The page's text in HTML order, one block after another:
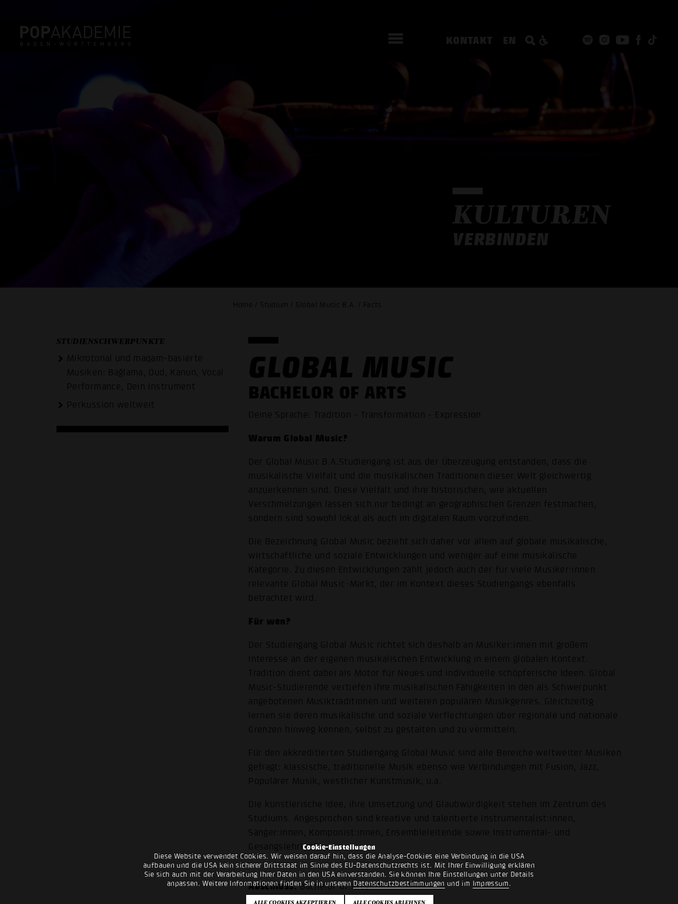
Cookie-Einstellungen
Diese Website verwendet Cookies. Wir weisen darauf hin, dass die Analyse-Cookies eine Verbindung in die USA
aufbauen und die USA kein sicherer Drittstaat im Sinne des EU-Datenschutzrechts ist. Mit Ihrer Einwilligung erklären
Sie sich auch mit der Verarbeitung Ihrer Daten in den USA einverstanden. Sie können Ihre Einstellungen unter Details
anpassen. Weitere Informationen finden Sie in unserenDatenschutzbestimmungen und im Impressum.
KONTAKT EN
KULTUREN
VERBINDEN
Home / Studium / Global Music B.A. / Facts
STUDIENSCHWERPUNKTE
Mikrotonal und maqam-basierte
Musiken: Bağlama, Oud, Kanun, Vocal
Performance, Dein Instrument
Perkussion weltweit
GLOBAL MUSIC
BACHELOR OF ARTS
Deine Sprache: Tradition - Transformation - Expression
Warum Global Music?
Der Global Music B.A.Studiengang ist aus der Überzeugung entstanden, dass die
musikalische Vielfalt und die musikalischen Traditionen dieser Welt gleichwertig
anzuerkennen sind. Diese Vielfalt und ihre historischen, wie aktuellen
Verschmelzungen lassen sich nur bedingt an geographischen Grenzen festmachen,
sondern sind sowohl lokal als auch im digitalen Raum vorzufinden.
Die Bezeichnung Global Music bezieht sich daher vor allem auf globale musikalische,
wirtschaftliche und soziale Entwicklungen und weniger auf eine musikalische
Kategorie. Zu diesen Entwicklungen zählt jedoch auch der für viele Musiker:innen
relevante Global Music-Markt, der im Kontext dieses Studiengangs ebenfalls
betrachtet wird.
Für wen?
Der Studiengang Global Music richtet sich deshalb an Musiker:innen mit großem
Interesse an der eigenen musikalischen Entwicklung in einem globalen Kontext.
Tradition dient dabei als Motor für Neues und individuelle schöpferische Ideen. Global
Music-Studierende vertiefen ihre musikalischen Fähigkeiten in den als Schwerpunkt
angebotenen Musiktraditionen und weiteren populären Musikgenres. Gleichzeitig
lernen sie deren musikalische und soziale Verflechtungen über regionale und nationale
Grenzen hinweg kennen, selbst zu gestalten und zu vermitteln.
Für den akkreditierten Studiengang Global Music sind alle Bereiche weltweiter Musiken
gefragt: klassische, traditionelle Musik ebenso wie Verbindungen mit Fusion, Jazz,
Populärer Musik, westlicher Kunstmusik, u.a.
Die künstlerische Idee, ihre Umsetzung und Glaubwürdigkeit stehen im Zentrum des
Studiums. Angesprochen sind kreative und talentierte Instrumentalist:innen,
Sänger:innen, Komponist:innen, Ensembleleitende sowie Instrumental- und
Gesangslehrkräfte.
Abschluss:Bachelor of Arts
Studiendauer:6 Semester, 180 ECTS